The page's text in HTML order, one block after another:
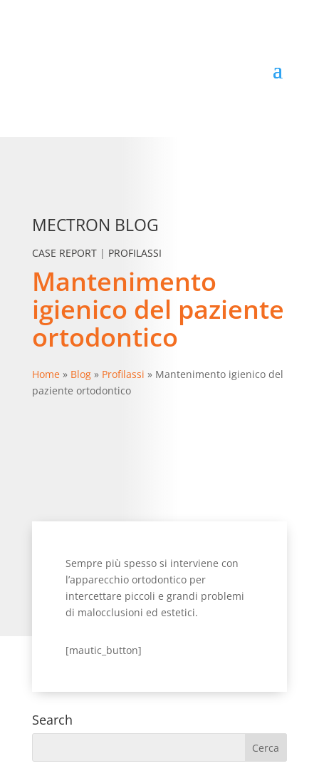
MECTRON BLOG
CASE REPORT| PROFILASSI
Mantenimento
igienico del paziente
ortodontico
Home» Blog» Profilassi » Mantenimento igienico del
paziente ortodontico
Sempre più spesso si interviene con
l’apparecchio ortodontico per
intercettare piccoli e grandi problemi
di malocclusioni ed estetici.
[mautic_button]
Search